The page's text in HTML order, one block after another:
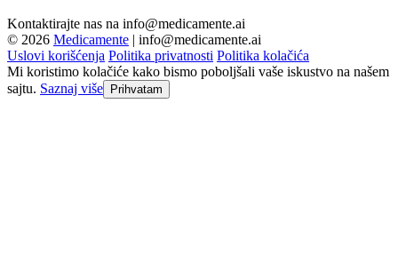
Kontaktirajte nas na info@medicamente.ai
© 2026 Medicamente | info@medicamente.ai
Uslovi korišćenja Politika privatnosti Politika kolačića
Mi koristimo kolačiće kako bismo poboljšali vaše iskustvo na našem
sajtu. Saznaj više Prihvatam